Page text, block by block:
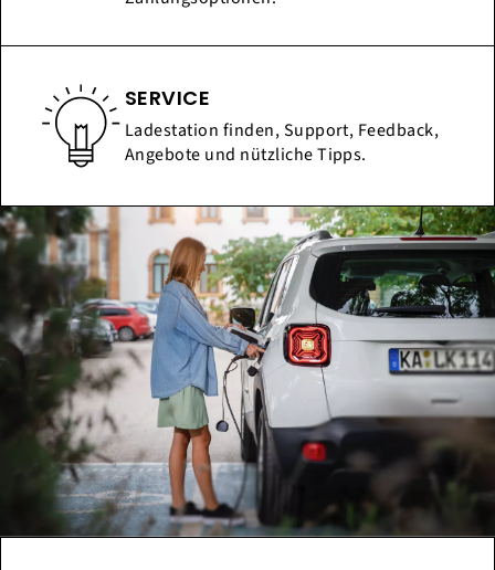
SERVICE
Ladestation finden, Support, Feedback,
Angebote und nützliche Tipps.